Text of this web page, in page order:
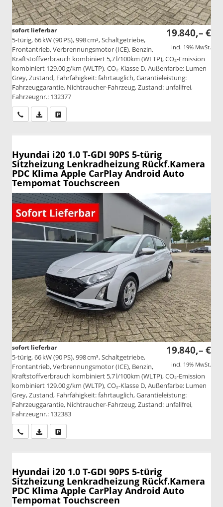
19.840,– €
incl. 19% MwSt.
sofort lieferbar
5-türig, 66 kW (90 PS), 998 cm³, Schaltgetriebe,
Frontantrieb, Verbrennungsmotor (ICE), Benzin,
Kraftstoffverbrauch kombiniert 5,7 l/100km (WLTP), CO₂-Emission
kombiniert 129.00 g/km (WLTP), CO₂-Klasse D, Außenfarbe: Lumen
Grey, Zustand, Fahrfähigkeit: fahrtauglich, Garantieleistung:
Fahrzeuggarantie, Nichtraucher-Fahrzeug, Zustand: unfallfrei,
Fahrzeugnr.: 132377
Wir rufen Sie anPDF-Datei, Fahrzeugexposé drucken
Hyundai i20 1.0 T-GDI 90PS 5-türig
Sitzheizung Lenkradheizung Rückf.Kamera
PDC Klima Apple CarPlay Android Auto
Tempomat Touchscreen
19.840,– €
incl. 19% MwSt.
sofort lieferbar
5-türig, 66 kW (90 PS), 998 cm³, Schaltgetriebe,
Frontantrieb, Verbrennungsmotor (ICE), Benzin,
Kraftstoffverbrauch kombiniert 5,7 l/100km (WLTP), CO₂-Emission
kombiniert 129.00 g/km (WLTP), CO₂-Klasse D, Außenfarbe: Lumen
Grey, Zustand, Fahrfähigkeit: fahrtauglich, Garantieleistung:
Fahrzeuggarantie, Nichtraucher-Fahrzeug, Zustand: unfallfrei,
Fahrzeugnr.: 132383
Wir rufen Sie anPDF-Datei, Fahrzeugexposé drucken
Hyundai i20 1.0 T-GDI 90PS 5-türig
Sitzheizung Lenkradheizung Rückf.Kamera
PDC Klima Apple CarPlay Android Auto
Tempomat Touchscreen